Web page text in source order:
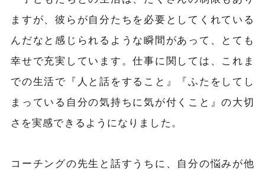
ますが、彼らが自分たちを必要としてくれている
んだなと感じられるような瞬間があって、とても
幸せで充実しています。仕事に関しては、これま
での生活で『人と話をすること』『ふたをしてし
まっている自分の気持ちに気が付くこと』の大切
さを実感できるようになりました。
コーチングの先生と話すうちに、自分の悩みが他